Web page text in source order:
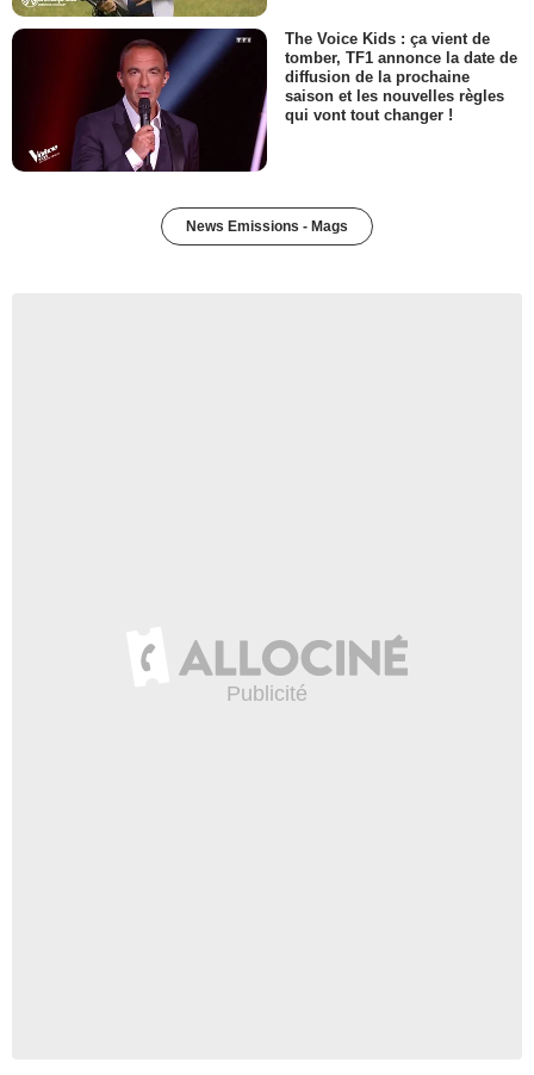
The Voice Kids : ça vient de
tomber, TF1 annonce la date de
diffusion de la prochaine
saison et les nouvelles règles
qui vont tout changer !
News Emissions - Mags